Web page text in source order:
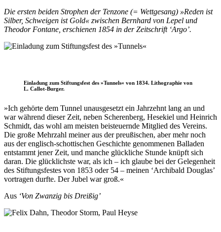
Die ersten beiden Strophen der Tenzone (= Wettgesang) »Reden ist
Silber, Schweigen ist Gold« zwischen Bernhard von Lepel und
Theodor Fontane, erschienen 1854 in der Zeitschrift ‘Argo’.
Einladung zum Stiftungsfest des »Tunnels« von 1834. Lithographie von
L. Callot-Burger.
»Ich gehörte dem Tunnel unausgesetzt ein Jahrzehnt lang an und
war während dieser Zeit, neben Scherenberg, Hesekiel und Heinrich
Schmidt, das wohl am meisten beisteuernde Mitglied des Vereins.
Die große Mehrzahl meiner aus der preußischen, aber mehr noch
aus der englisch-schottischen Geschichte genommenen Balladen
entstammt jener Zeit, und manche glückliche Stunde knüpft sich
daran. Die glücklichste war, als ich – ich glaube bei der Gelegenheit
des Stiftungsfestes von 1853 oder 54 – meinen ‘Archibald Douglas’
vortragen durfte. Der Jubel war groß.«
Aus ‘Von Zwanzig bis Dreißig’